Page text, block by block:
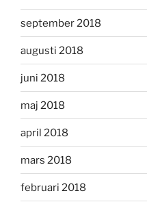
september 2018
augusti 2018
juni 2018
maj 2018
april 2018
mars 2018
februari 2018